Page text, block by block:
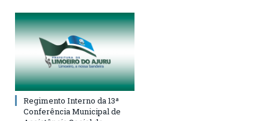
Regimento Interno da 13ª
Conferência Municipal de